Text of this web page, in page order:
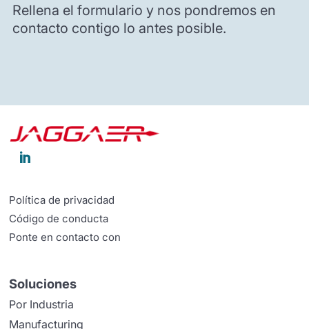
Rellena el formulario y nos pondremos en
contacto contigo lo antes posible.

Política de privacidad
Código de conducta
Ponte en contacto con
Soluciones
Por Industria
Manufacturing